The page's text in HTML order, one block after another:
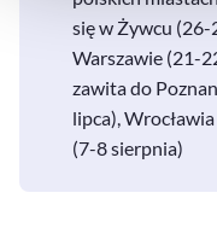
się w Żywcu (26-
Warszawie (21-
zawita do
lipca),
(7-8 sierpnia)